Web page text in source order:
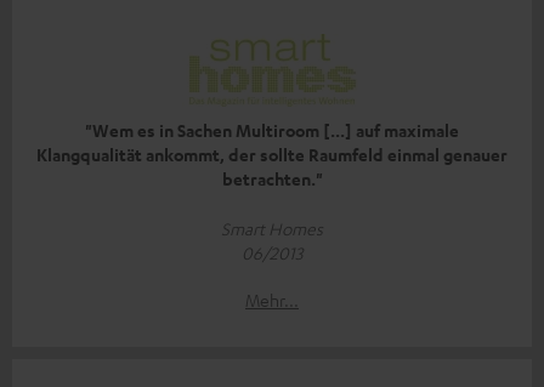
"Wem es in Sachen Multiroom [...] auf maximale
Klangqualität ankommt‚ der sollte Raumfeld einmal genauer
betrachten."
Smart Homes
06/2013
Mehr...